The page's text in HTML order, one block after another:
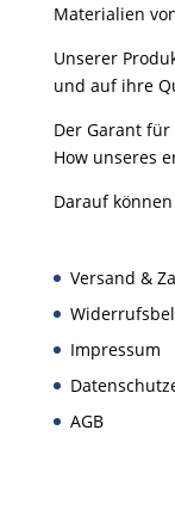
Materialien
Unserer
und auf ihre
Der Garant
How unseres
Darauf
Versand &
Impressum
AGB